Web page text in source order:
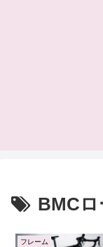
BMCロ
フレーム